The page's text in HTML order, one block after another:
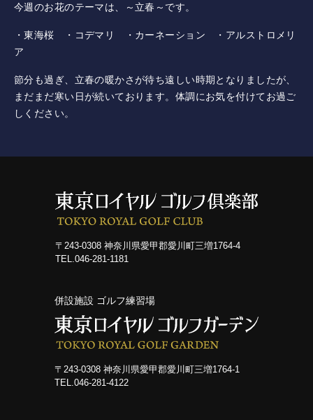
イベント
利用案内・料金
レッスン
アクセス
今週のお花のテーマは、～立春～です。
・東海桜 ・コデマリ ・カーネーション ・アルストロメリ
ア
節分も過ぎ、立春の暖かさが待ち遠しい時期となりましたが、
まだまだ寒い日が続いております。体調にお気を付けてお過ご
しください。
〒243-0308 神奈川県愛甲郡愛川町三増1764-4
TEL.046-281-1181
併設施設 ゴルフ練習場
〒243-0308 神奈川県愛甲郡愛川町三増1764-1
TEL.046-281-4122